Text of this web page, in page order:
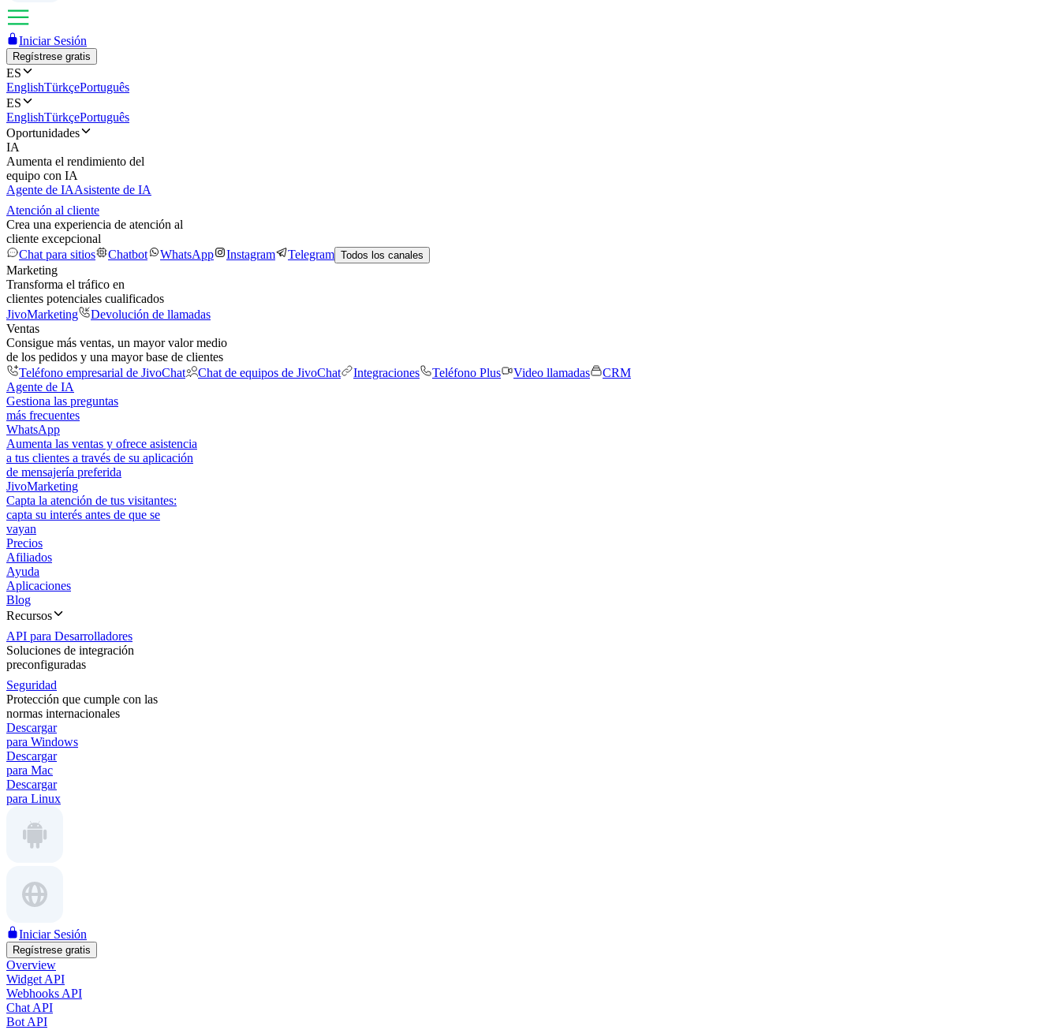
Iniciar Sesión
Regístrese gratis
ES
EnglishTürkçePortuguês
ES
EnglishTürkçePortuguês
Oportunidades
IA
Aumenta el rendimiento del
equipo con IA
Agente de IAAsistente de IA
Atención al cliente
Crea una experiencia de atención al
cliente excepcional
Chat para sitios
Chatbot WhatsApp Instagram Telegram Todos los canales
Marketing
Transforma el tráfico en
clientes potenciales cualificados
JivoMarketing
Devolución de llamadas
Ventas
Consigue más ventas, un mayor valor medio
de los pedidos y una mayor base de clientes
Teléfono empresarial de JivoChat
Chat de equipos de JivoChat Integraciones Teléfono Plus Video llamadas
CRM
Agente de IA
Gestiona las preguntas
más frecuentes
WhatsApp
Aumenta las ventas y ofrece asistencia
a tus clientes a través de su aplicación
de mensajería preferida
JivoMarketing
Capta la atención de tus visitantes:
capta su interés antes de que se
vayan
Precios
Afiliados
Ayuda
Aplicaciones
Blog
Recursos
API para Desarrolladores
Soluciones de integración
preconfiguradas
Seguridad
Protección que cumple con las
normas internacionales
Descargar
para Windows
Descargar
para Mac
Descargar
para Linux
Iniciar Sesión
Regístrese gratis
Overview
Widget API
Webhooks API
Chat API
Bot API